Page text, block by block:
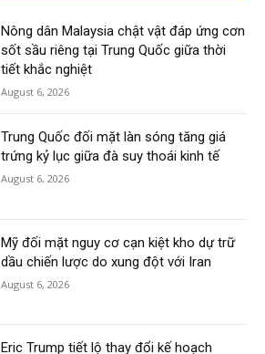
Nông dân Malaysia chật vật đáp ứng cơn
sốt sầu riêng tại Trung Quốc giữa thời
tiết khắc nghiệt
August 6, 2026
Trung Quốc đối mặt làn sóng tăng giá
trứng kỷ lục giữa đà suy thoái kinh tế
August 6, 2026
Mỹ đối mặt nguy cơ cạn kiệt kho dự trữ
dầu chiến lược do xung đột với Iran
August 6, 2026
Eric Trump tiết lộ thay đổi kế hoạch